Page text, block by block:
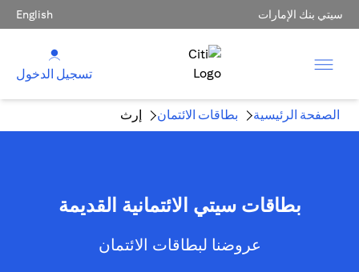
سيتي بنك الإمارات English
تسجيل الدخول
الصفحة الرئيسية بطاقات الائتمان إرث
بطاقات سيتي الائتمانية القديمة
عروضنا لبطاقات الائتمان